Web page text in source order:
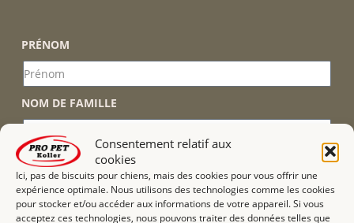
Consentement relatif aux
cookies
Ici, pas de biscuits pour chiens, mais des cookies pour vous offrir une
expérience optimale. Nous utilisons des technologies comme les cookies
pour stocker et/ou accéder aux informations de votre appareil. Si vous
acceptez ces technologies, nous pouvons traiter des données telles que
PRÉNOM
NOM DE FAMILLE
RUE
NUMÉRO DE MAISON.